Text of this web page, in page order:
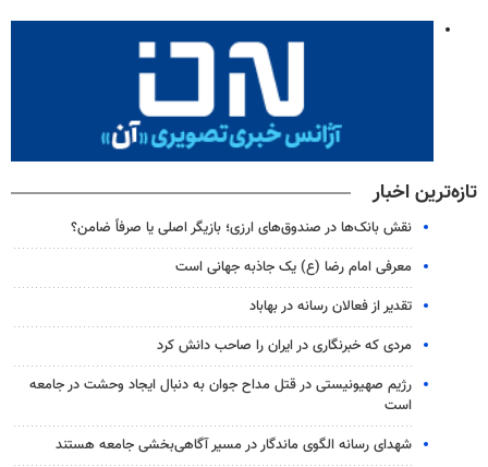
تازه‌ترین اخبار
نقش بانک‌ها در صندوق‌های ارزی؛ بازیگر اصلی یا صرفاً ضامن؟
معرفی امام رضا (ع) یک جاذبه جهانی است
تقدیر از فعالان رسانه در بهاباد
مردی که خبرنگاری در ایران را صاحب دانش کرد
رژیم صهیونیستی در قتل مداح جوان به دنبال ایجاد وحشت در جامعه
است
شهدای رسانه الگوی ماندگار در مسیر آگاهی‌بخشی جامعه هستند